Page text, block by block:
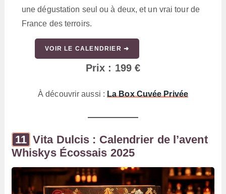
une dégustation seul ou à deux, et un vrai tour de
France des terroirs.
VOIR LE CALENDRIER ➜
Prix : 199 €
À découvrir aussi :La Box Cuvée Privée
Vita Dulcis : Calendrier de l’avent
Whiskys Écossais 2025